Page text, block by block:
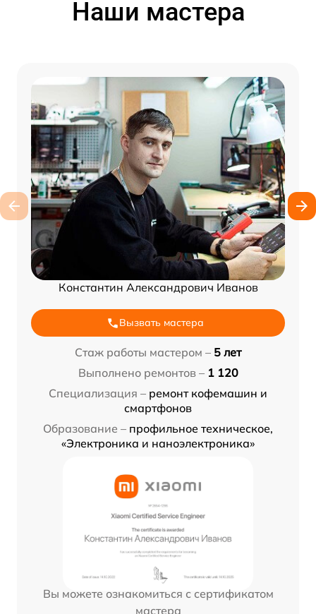
Наши мастера
Константин Александрович Иванов
Вызвать мастера
Стаж работы мастером – 5 лет
Выполнено ремонтов – 1 120
Специализация – ремонт кофемашин и
смартфонов
Образование – профильное техническое,
«Электроника и наноэлектроника»
Вы можете ознакомиться с сертификатом
мастера